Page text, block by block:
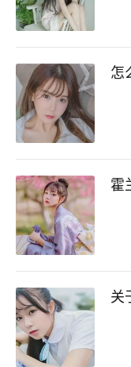
怎
霍
关